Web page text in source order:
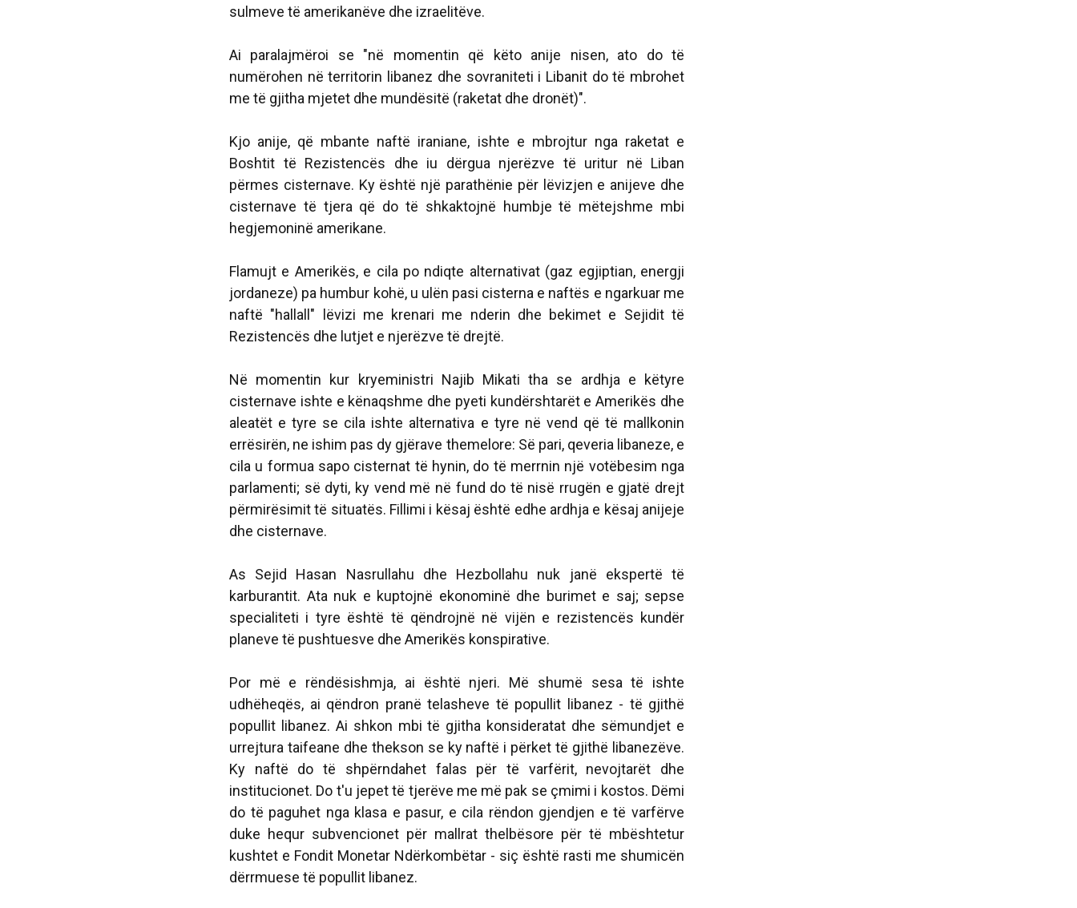
sulmeve të amerikanëve dhe izraelitëve.
Ai paralajmëroi se "në momentin që këto anije nisen, ato do të
numërohen në territorin libanez dhe sovraniteti i Libanit do të mbrohet
me të gjitha mjetet dhe mundësitë (raketat dhe dronët)".
Kjo anije, që mbante naftë iraniane, ishte e mbrojtur nga raketat e
Boshtit të Rezistencës dhe iu dërgua njerëzve të uritur në Liban
përmes cisternave. Ky është një parathënie për lëvizjen e anijeve dhe
cisternave të tjera që do të shkaktojnë humbje të mëtejshme mbi
hegjemoninë amerikane.
Flamujt e Amerikës, e cila po ndiqte alternativat (gaz egjiptian, energji
jordaneze) pa humbur kohë, u ulën pasi cisterna e naftës e ngarkuar me
naftë "hallall" lëvizi me krenari me nderin dhe bekimet e Sejidit të
Rezistencës dhe lutjet e njerëzve të drejtë.
Në momentin kur kryeministri Najib Mikati tha se ardhja e këtyre
cisternave ishte e kënaqshme dhe pyeti kundërshtarët e Amerikës dhe
aleatët e tyre se cila ishte alternativa e tyre në vend që të mallkonin
errësirën, ne ishim pas dy gjërave themelore: Së pari, qeveria libaneze, e
cila u formua sapo cisternat të hynin, do të merrnin një votëbesim nga
parlamenti; së dyti, ky vend më në fund do të nisë rrugën e gjatë drejt
përmirësimit të situatës. Fillimi i kësaj është edhe ardhja e kësaj anijeje
dhe cisternave.
As Sejid Hasan Nasrullahu dhe Hezbollahu nuk janë ekspertë të
karburantit. Ata nuk e kuptojnë ekonominë dhe burimet e saj; sepse
specialiteti i tyre është të qëndrojnë në vijën e rezistencës kundër
planeve të pushtuesve dhe Amerikës konspirative.
Por më e rëndësishmja, ai është njeri. Më shumë sesa të ishte
udhëheqës, ai qëndron pranë telasheve të popullit libanez - të gjithë
popullit libanez. Ai shkon mbi të gjitha konsideratat dhe sëmundjet e
urrejtura taifeane dhe thekson se ky naftë i përket të gjithë libanezëve.
Ky naftë do të shpërndahet falas për të varfërit, nevojtarët dhe
institucionet. Do t'u jepet të tjerëve me më pak se çmimi i kostos. Dëmi
do të paguhet nga klasa e pasur, e cila rëndon gjendjen e të varfërve
duke hequr subvencionet për mallrat thelbësore për të mbështetur
kushtet e Fondit Monetar Ndërkombëtar - siç është rasti me shumicën
dërrmuese të popullit libanez.